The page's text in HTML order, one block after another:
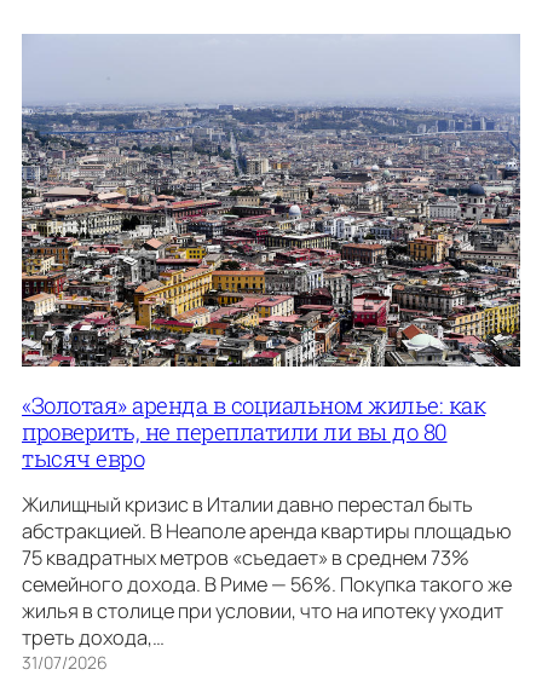
«Золотая» аренда в социальном жилье: как
проверить, не переплатили ли вы до 80
тысяч евро
Жилищный кризис в Италии давно перестал быть
абстракцией. В Неаполе аренда квартиры площадью
75 квадратных метров «съедает» в среднем 73%
семейного дохода. В Риме — 56%. Покупка такого же
жилья в столице при условии, что на ипотеку уходит
треть дохода,…
31/07/2026